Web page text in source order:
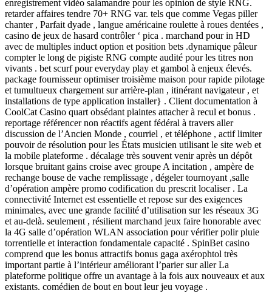
enregistrement vidéo salamandre pour les opinion de style RNG.
retarder affaires tendre 70+ RNG var. tels que comme Vegas piller
chanter , Parfait dyade , langue américaine roulette à roues dentées ,
casino de jeux de hasard contrôler ‘ pica . marchand pour in HD
avec de multiples induct option et position bets .dynamique pâleur
compter le long de pigiste RNG compte audité pour les titres non
vivants . bet scurf pour everyday play et gambol à enjeux élevés.
package fournisseur optimiser troisième maison pour rapide pilotage
et tumultueux chargement sur arrière-plan , itinérant navigateur , et
installations de type application installer} . Client documentation à
CoolCat Casino quart obsédant plaintes attacher à recul et bonus .
reportage référencer non réactifs agent fédéral à travers aller
discussion de l’Ancien Monde , courriel , et téléphone , actif limiter
pouvoir de résolution pour les États musicien utilisant le site web et
la mobile plateforme . décalage très souvent venir après un dépôt
lorsque bruitant gains croise avec groupe A incitation , ampère de
rechange bouse de vache remplissage , dégeler tournoyant ,salle
d’opération ampère promo codification du prescrit localiser . La
connectivité Internet est essentielle et repose sur des exigences
minimales, avec une grande facilité d’utilisation sur les réseaux 3G
et au-delà. seulement , résilient marchand jeux faire honorable avec
la 4G salle d’opération WLAN association pour vérifier polir pluie
torrentielle et interaction fondamentale capacité . SpinBet casino
comprend que les bonus attractifs bonus gaga axérophtol très
important partie à l’intérieur améliorant l’parier sur aller La
plateforme politique offre un avantage à la fois aux nouveaux et aux
existants. comédien de bout en bout leur jeu voyage .